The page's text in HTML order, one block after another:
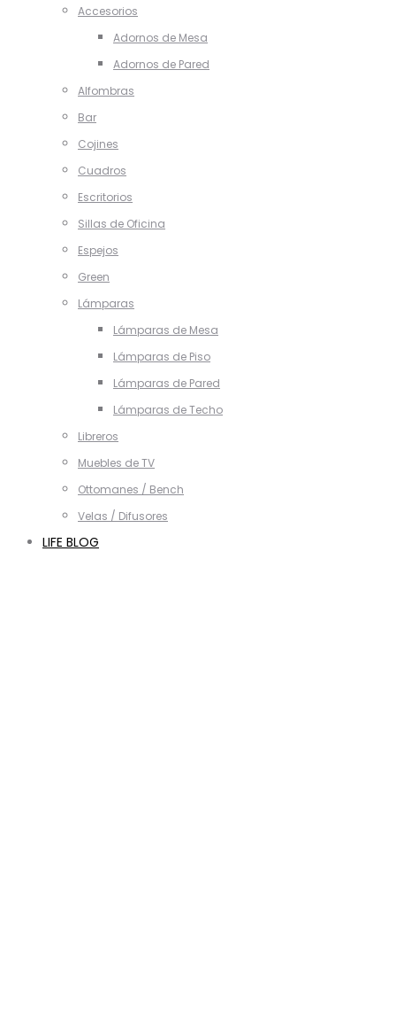
Accesorios
Adornos de Mesa
Adornos de Pared
Alfombras
Bar
Cojines
Cuadros
Escritorios
Sillas de Oficina
Espejos
Green
Lámparas
Lámparas de Mesa
Lámparas de Piso
Lámparas de Pared
Lámparas de Techo
Libreros
Muebles de TV
Ottomanes / Bench
Velas / Difusores
LIFE BLOG